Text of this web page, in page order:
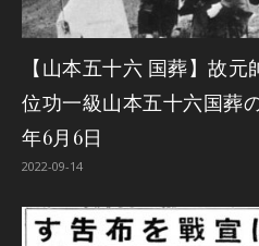
【山本五十六 国葬】故
位功一級山本五十六国葬
年6月6日
2022-09-14